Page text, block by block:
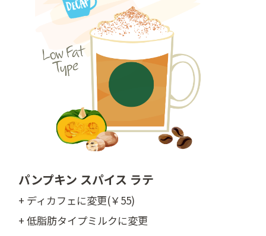
パンプキン スパイス ラテ
+ ディカフェに変更(￥55)
+ 低脂肪タイプミルクに変更